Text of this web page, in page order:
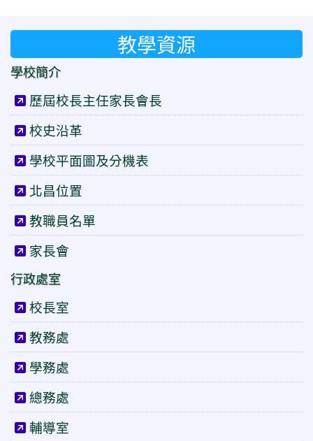
教學資源
學校簡介
歷屆校長主任家長會長
校史沿革
學校平面圖及分機表
北昌位置
教職員名單
家長會
行政處室
校長室
教務處
學務處
總務處
輔導室